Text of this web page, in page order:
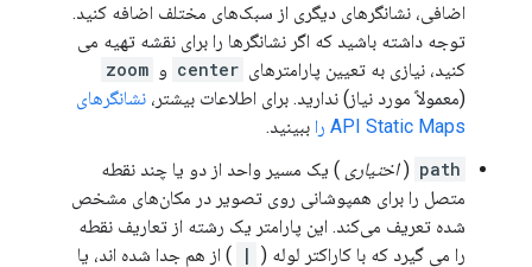
اضافی، نشانگرهای دیگری از سبک‌های مختلف اضافه کنید.
توجه داشته باشید که اگر نشانگرها را برای نقشه تهیه می
کنید، نیازی به تعیین پارامترهای center و zoom
(معمولاً مورد نیاز) ندارید. برای اطلاعات بیشتر، نشانگرهای
API Static Maps را
ببینید.
path
(اختیاری ) یک مسیر واحد از دو یا چند نقطه
متصل را برای همپوشانی روی تصویر در مکان‌های مشخص
شده تعریف می‌کند. این پارامتر یک رشته از تعاریف نقطه
را می گیرد که با کاراکتر لوله ( |
) از هم جدا شده اند، یا